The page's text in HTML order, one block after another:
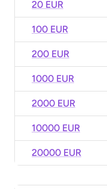
20 EUR
100 EUR
200 EUR
1000 EUR
2000 EUR
10000 EUR
20000 EUR